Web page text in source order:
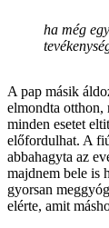
ha még
A pap másik
elmondta
minden esetet
előfordulhat. A
abbahagyta az
majdnem bele is
gyorsan
elérte, amit